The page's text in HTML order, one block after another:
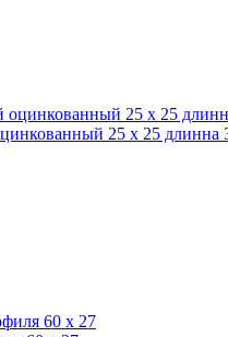
25 x 25 длинна